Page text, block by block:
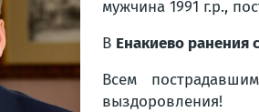
мужчина 1991 г.р.,
В Енакиево ранения
Всем
выздоровления!